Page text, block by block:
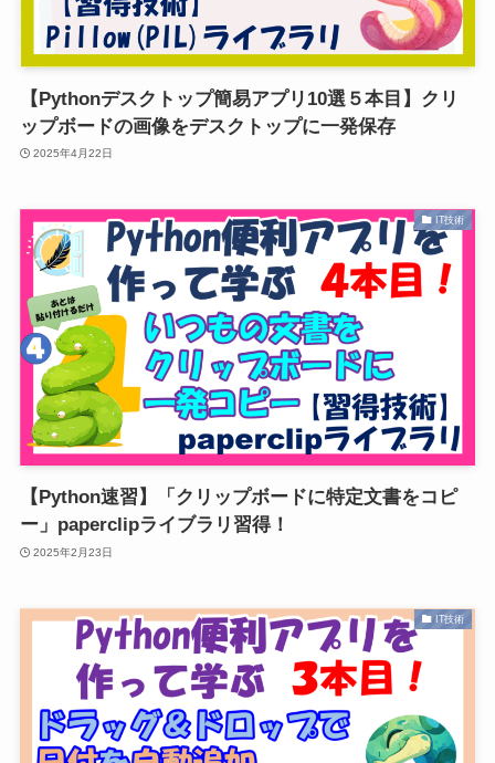
【Pythonデスクトップ簡易アプリ10選５本目】クリ
ップボードの画像をデスクトップに一発保存
2025年4月22日
IT技術
【Python速習】「クリップボードに特定文書をコピ
ー」paperclipライブラリ習得！
2025年2月23日
IT技術